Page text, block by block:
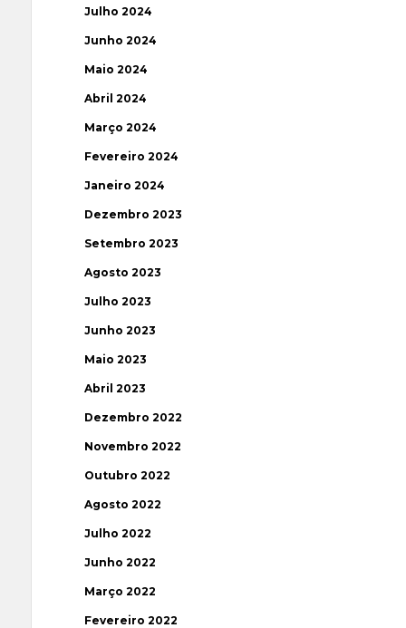
Julho 2024
Junho 2024
Maio 2024
Abril 2024
Março 2024
Fevereiro 2024
Janeiro 2024
Dezembro 2023
Setembro 2023
Agosto 2023
Julho 2023
Junho 2023
Maio 2023
Abril 2023
Dezembro 2022
Novembro 2022
Outubro 2022
Agosto 2022
Julho 2022
Junho 2022
Março 2022
Fevereiro 2022